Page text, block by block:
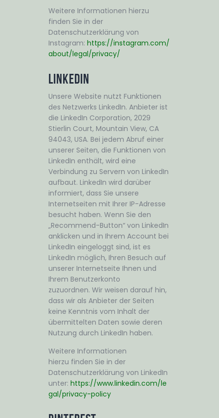
Weitere Informationen hierzu
finden Sie in der
Datenschutzerklärung von
Instagram: https://instagram.com/
about/legal/privacy/
LinkedIn
Unsere Website nutzt Funktionen
des Netzwerks LinkedIn. Anbieter ist
die LinkedIn Corporation, 2029
Stierlin Court, Mountain View, CA
94043, USA. Bei jedem Abruf einer
unserer Seiten, die Funktionen von
LinkedIn enthält, wird eine
Verbindung zu Servern von LinkedIn
aufbaut. LinkedIn wird darüber
informiert, dass Sie unsere
Internetseiten mit Ihrer IP-Adresse
besucht haben. Wenn Sie den
„Recommend-Button“ von LinkedIn
anklicken und in Ihrem Account bei
LinkedIn eingeloggt sind, ist es
LinkedIn möglich, Ihren Besuch auf
unserer Internetseite Ihnen und
Ihrem Benutzerkonto
zuzuordnen. Wir weisen darauf hin,
dass wir als Anbieter der Seiten
keine Kenntnis vom Inhalt der
übermittelten Daten sowie deren
Nutzung durch LinkedIn haben.
Weitere Informationen
hierzu finden Sie in der
Datenschutzerklärung von LinkedIn
unter: https://www.linkedin.com/le
gal/privacy-policy